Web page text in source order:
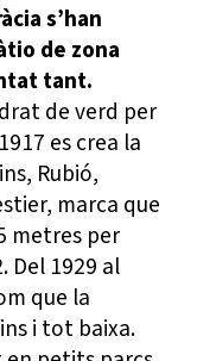
s’han
de zona
tant.
de verd per
es crea la
Rubió,
marca que
metres per
Del 1929 al
que la
i tot baixa.